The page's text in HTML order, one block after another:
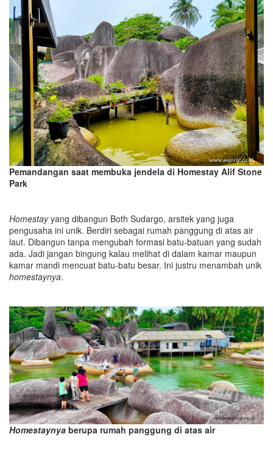
Pemandangan saat membuka jendela di Homestay Alif Stone
Park
Homestayyang dibangun Both Sudargo, arsitek yang juga
pengusaha ini unik. Berdiri sebagai rumah panggung di atas air
laut. Dibangun tanpa mengubah formasi batu-batuan yang sudah
ada. Jadi jangan bingung kalau melihat di dalam kamar maupun
kamar mandi mencuat batu-batu besar. Ini justru menambah unik
homestaynya.
Homestaynya berupa rumah panggung di atas air